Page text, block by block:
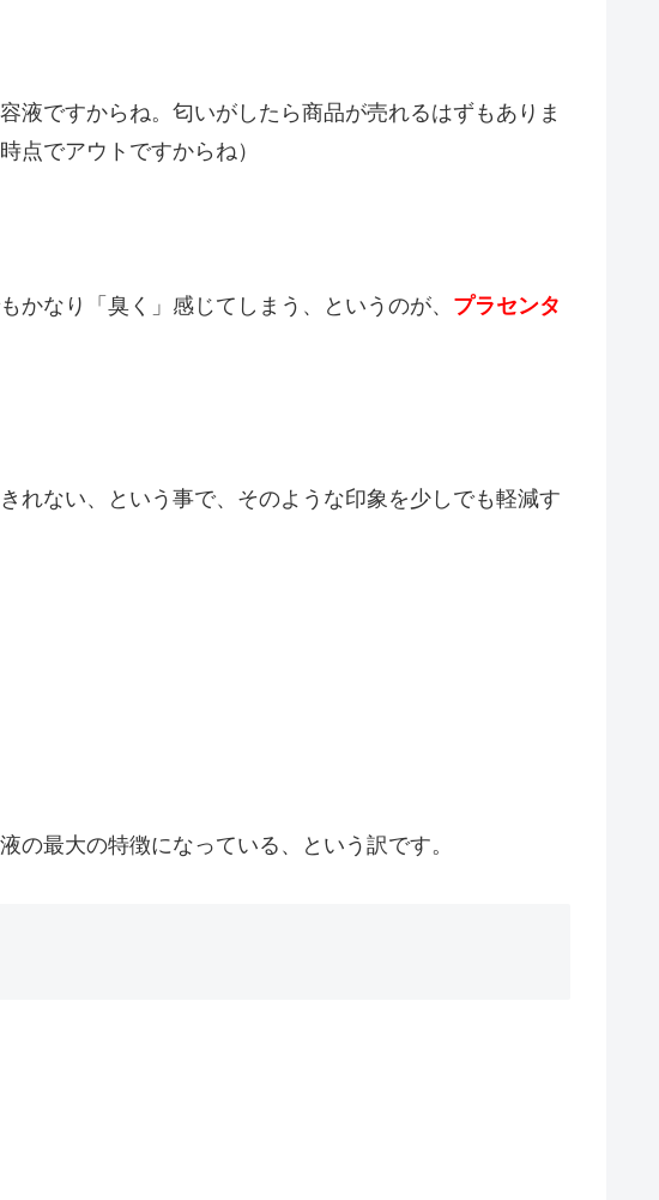
液ですからね。匂いがしたら商品が売れるはずもありま
点でアウトですからね）
かなり「臭く」感じてしまう、というのが、 プラセンタ
れない、という事で、そのような印象を少しでも軽減す
の最大の特徴になっている、という訳です。